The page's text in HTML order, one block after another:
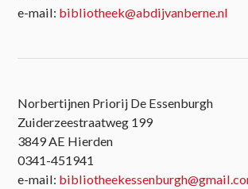
e-mail: bibliotheek@abdijvanberne.nl
Norbertijnen Priorij De Essenburgh
Zuiderzeestraatweg 199
3849 AE Hierden
0341-451941
e-mail: